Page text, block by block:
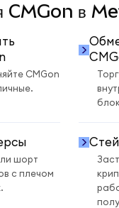
CMGon в
CMGon
шорт
с плечом